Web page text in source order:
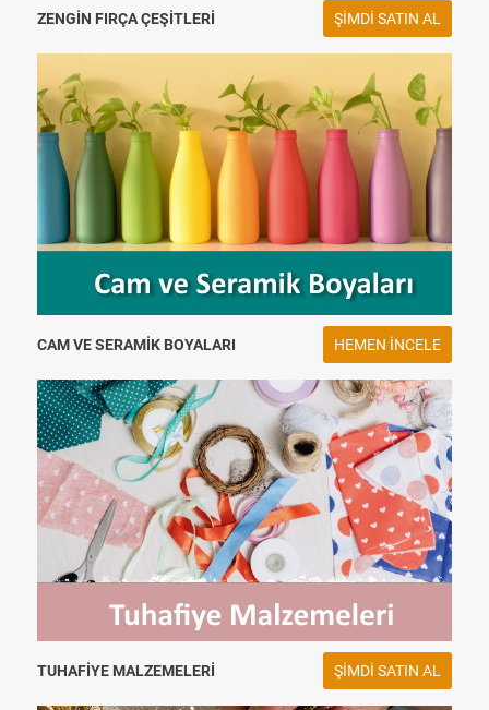
ZENGIN FIRÇA ÇEŞITLERI ŞIMDI SATIN AL
CAM VE SERAMIK BOYALARI HEMEN INCELE
TUHAFIYE MALZEMELERI ŞIMDI SATIN AL